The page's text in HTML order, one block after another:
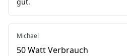
Michael
50 Watt Verbrauch